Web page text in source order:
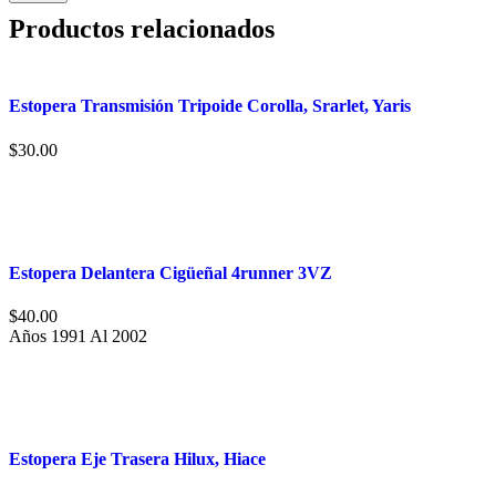
Productos relacionados
Estopera Transmisión Tripoide Corolla, Srarlet, Yaris
$30.00
Estopera Delantera Cigüeñal 4runner 3VZ
$40.00
Años 1991 Al 2002
Estopera Eje Trasera Hilux, Hiace